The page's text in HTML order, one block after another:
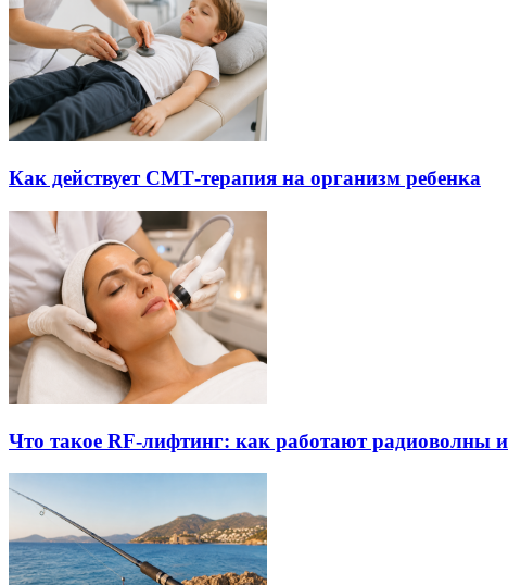
Как действует СМТ-терапия на организм ребенка
Что такое RF-лифтинг: как работают радиоволны